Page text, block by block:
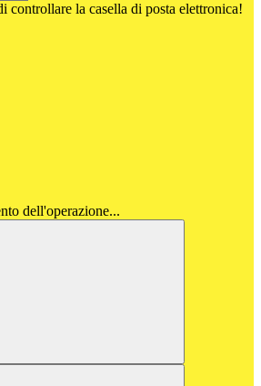
controllare la casella di posta elettronica!
dell'operazione...